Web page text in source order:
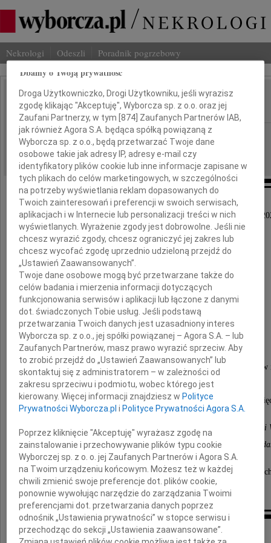
Nekrologi Odeszli Poradnik pogrzebowy
IMIĘ I NAZWISKO: Adam Jachowicz
REGION: Warszawa
DATA EMISJI: 18.07.2022
Pogrążeni w bólu zawiadamiamy, że w dniu 14 lipca
zmarł w wieku 68 lat
Adam Jachowicz
Adwokat
Oddany swojej pracy, życzliwy ludziom i zaangażowany w
Nasz najukochańszy Mąż, Tata i Dziadziuś.
Pozostaniesz na zawsze w naszych sercach i
Żona Ewa, Córka Karolina z Mężem i dziećmi, Heniem i
Syn Mikołaj z Żoną i córką Malaiką oraz Teść
"Życia nie mierzy się ilością oddechów, ale ilością
które zapierają dech w piersiach."
Kondolencje
Dbamy o Twoją prywatność
Droga Użytkowniczko, Drogi Użytkowniku, jeśli wyrazisz
zgodę klikając "Akceptuję", Wyborcza sp. z o.o. oraz jej
Zaufani Partnerzy, w tym [874 ] Zaufanych Partnerów IAB,
jak również Agora S.A. będąca spółką powiązaną z
Wyborcza sp. z o.o., będą przetwarzać Twoje dane
osobowe takie jak adresy IP, adresy e-mail czy
identyfikatory plików cookie lub inne informacje zapisane w
tych plikach do celów marketingowych, w szczególności
na potrzeby wyświetlania reklam dopasowanych do
Twoich zainteresowań i preferencji w swoich serwisach,
aplikacjach i w Internecie lub personalizacji treści w nich
wyświetlanych. Wyrażenie zgody jest dobrowolne. Jeśli nie
chcesz wyrazić zgody, chcesz ograniczyć jej zakres lub
chcesz wycofać zgodę uprzednio udzieloną przejdź do
„Ustawień Zaawansowanych”.
Twoje dane osobowe mogą być przetwarzane także do
celów badania i mierzenia informacji dotyczących
funkcjonowania serwisów i aplikacji lub łączone z danymi
dot. świadczonych Tobie usług. Jeśli podstawą
przetwarzania Twoich danych jest uzasadniony interes
Wyborcza sp. z o.o., jej spółki powiązanej – Agora S.A. – lub
Zaufanych Partnerów, masz prawo wyrazić sprzeciw. Aby
to zrobić przejdź do „Ustawień Zaawansowanych” lub
skontaktuj się z administratorem – w zależności od
zakresu sprzeciwu i podmiotu, wobec którego jest
kierowany. Więcej informacji znajdziesz w Polityce
Prywatności Wyborcza.pl i Polityce Prywatności Agora S.A.
Poprzez kliknięcie "Akceptuję" wyrażasz zgodę na
zainstalowanie i przechowywanie plików typu cookie
Wyborczej sp. z o. o. jej Zaufanych Partnerów i Agora S.A.
na Twoim urządzeniu końcowym. Możesz też w każdej
chwili zmienić swoje preferencje dot. plików cookie,
ponownie wywołując narzędzie do zarządzania Twoimi
preferencjami dot. przetwarzania danych poprzez
odnośnik „Ustawienia prywatności” w stopce serwisu i
przechodząc do sekcji „Ustawienia zaawansowane”.